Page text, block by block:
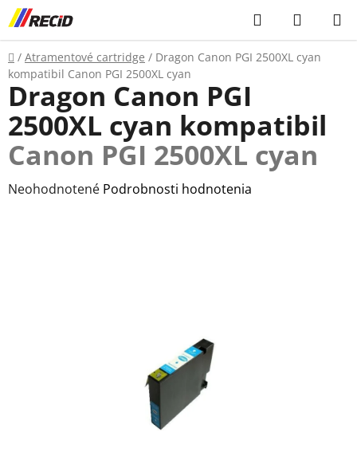
Prejsť
na
obsah
Hľadať
KOŠÍK
Domov
/ Atramentové cartridge / Dragon Canon PGI 2500XL cyan
kompatibil Canon PGI 2500XL cyan
Dragon Canon PGI
2500XL cyan kompatibil
Canon PGI 2500XL cyan
Priemerné
Neohodnotené Podrobnosti hodnotenia